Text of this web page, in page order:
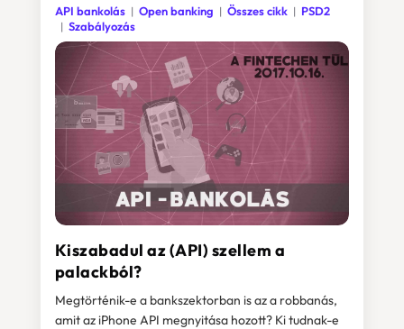
Kiszabadul az (API) szellem a
palackból?
API bankolás Open banking Összes cikk
PSD2
Szabályozás
Megtörténik-e a bankszektorban is az a robbanás,
amit az iPhone API megnyitása hozott? Ki tudnak-e